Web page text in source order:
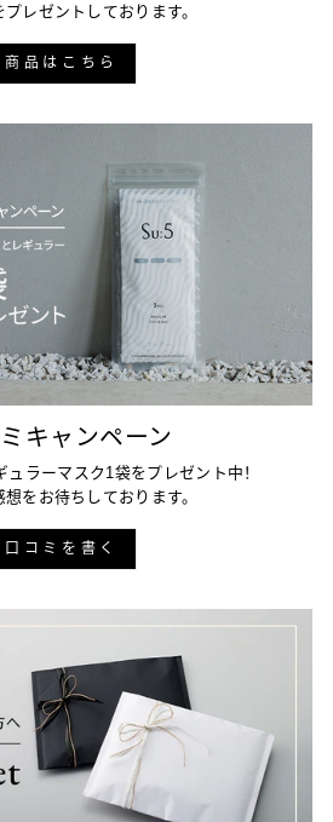
レゼントしております。
商品はこちら
キャンペーン
ュラーマスク1袋をプレゼント中！
をお待ちしております。
口コミを書く